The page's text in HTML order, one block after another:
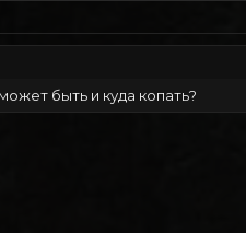
быть и куда копать?